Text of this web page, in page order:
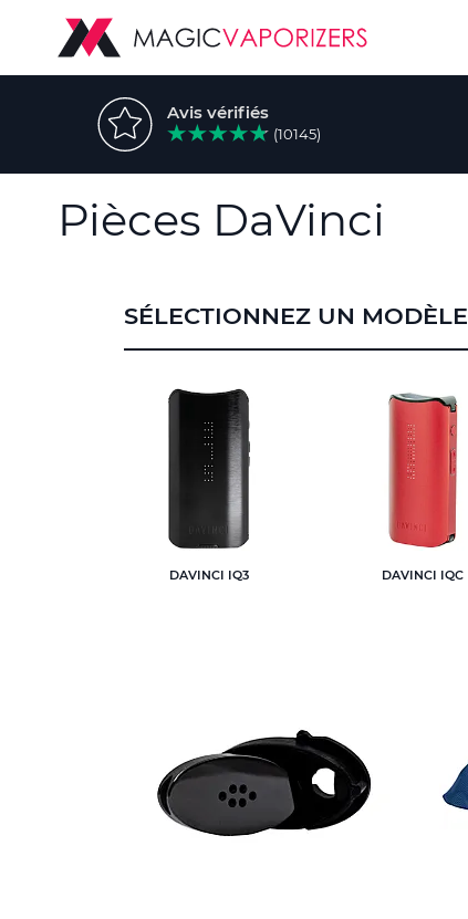
Avis vérifiés
(10145)
Pièces DaVinci
SÉLECTIONNEZ UN MODÈLE
DAVINCI IQ3 DAVINCI IQC